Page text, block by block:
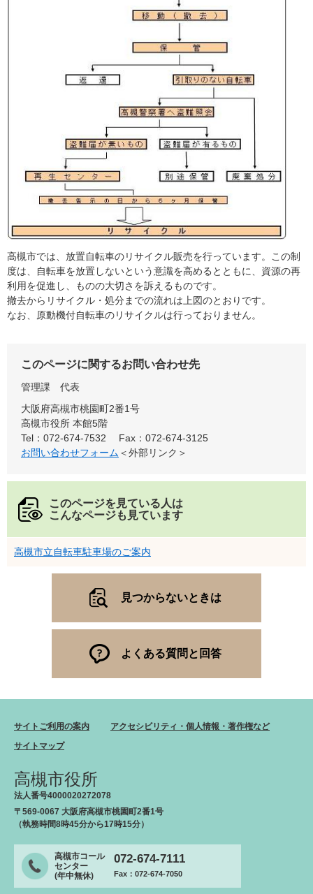
高槻市では、放置自転車のリサイクル販売を行っています。この制
度は、自転車を放置しないという意識を高めるとともに、資源の再
利用を促進し、ものの大切さを訴えるものです。
撤去からリサイクル・処分までの流れは上図のとおりです。
なお、原動機付自転車のリサイクルは行っておりません。
このページに関するお問い合わせ先
管理課
代表
大阪府高槻市桃園町2番1号
高槻市役所 本館5階
Tel：072-674-7532
Fax：072-674-3125
お問い合わせフォーム ＜外部リンク＞
このページを見ている人は
こんなページも見ています
高槻市立自転車駐車場のご案内
見つからないときは
よくある質問と回答
サイトご利用の案内
アクセシビリティ・個人情報・著作権など
サイトマップ
高槻市役所
法人番号4000020272078
〒569-0067 大阪府高槻市桃園町2番1号
（執務時間8時45分から17時15分）
高槻市コール
センター
(年中無休)
072-674-7111
Fax：072-674-7050